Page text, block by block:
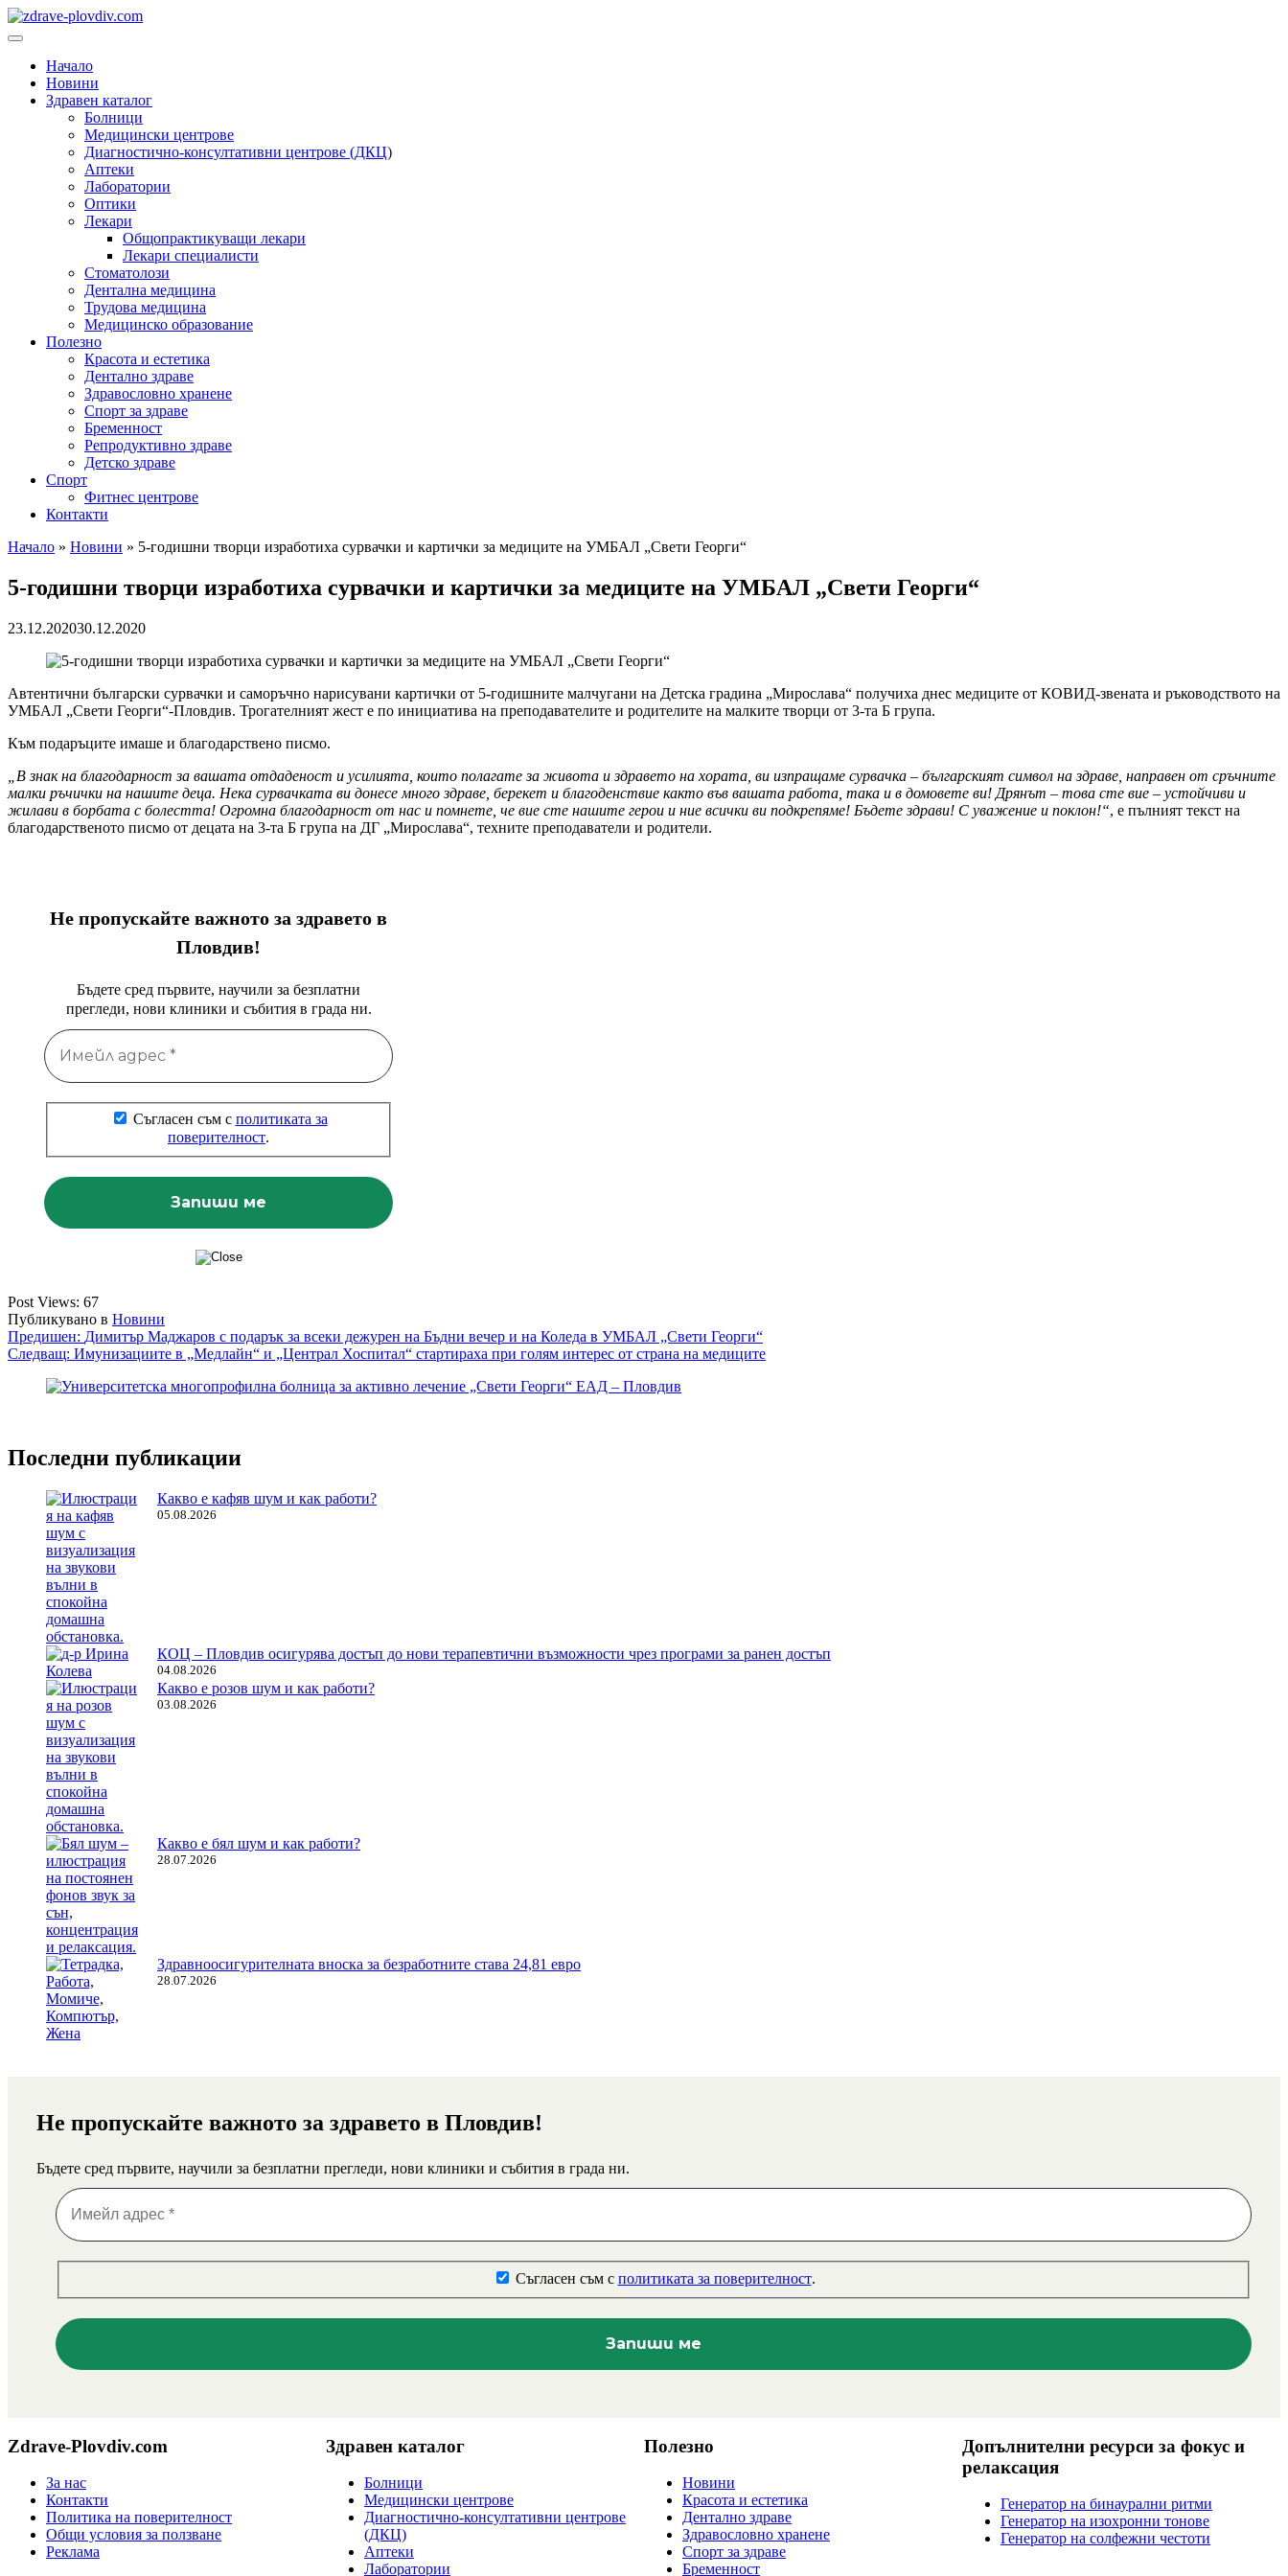
Преминете
към
Основно
Начало
Новини
Здравен каталог
Болници
Медицински центрове
Диагностично-консултативни центрове (ДКЦ)
Аптеки
Лаборатории
Оптики
Лекари
Общопрактикуващи лекари
Лекари специалисти
Стоматолози
Дентална медицина
Трудова медицина
Медицинско образование
Полезно
Красота и естетика
Дентално здраве
Здравословно хранене
Спорт за здраве
Бременност
Репродуктивно здраве
Детско здраве
Спорт
Фитнес центрове
Контакти
Начало » Новини » 5-годишни творци изработиха сурвачки и картички за медиците на УМБАЛ „Свети Георги“
5-годишни творци изработиха сурвачки и картички за медиците на УМБАЛ „Свети Георги“
23.12.202030.12.2020
Автентични български сурвачки и саморъчно нарисувани картички от 5-годишните малчугани на Детска градина „Мирослава“ получиха днес медиците от КОВИД-звената и ръководството на
УМБАЛ „Свети Георги“-Пловдив. Трогателният жест е по инициатива на преподавателите и родителите на малките творци от 3-та Б група.
Към подаръците имаше и благодарствено писмо.
„В знак на благодарност за вашата отдаденост и усилията, които полагате за живота и здравето на хората, ви изпращаме сурвачка – българският символ на здраве, направен от сръчните
малки ръчички на нашите деца. Нека сурвачката ви донесе много здраве, берекет и благоденствие както във вашата работа, така и в домовете ви! Дрянът – това сте вие – устойчиви и
жилави в борбата с болестта! Огромна благодарност от нас и помнете, че вие сте нашите герои и ние всички ви подкрепяме! Бъдете здрави! С уважение и поклон!“, е пълният текст на
благодарственото писмо от децата на 3-та Б група на ДГ „Мирослава“, техните преподаватели и родители.
Не пропускайте важното за здравето в
Пловдив!
Бъдете сред първите, научили за безплатни
прегледи, нови клиники и събития в града ни.
Съгласен съм с политиката за
поверителност.
Post Views: 67
Публикувано в Новини
Навигация
Предишен: Димитър Маджаров с подарък за всеки дежурен на Бъдни вечер и на Коледа в УМБАЛ „Свети Георги“
Следващ: Имунизациите в „Медлайн“ и „Централ Хоспитал“ стартираха при голям интерес от страна на медиците
Последни публикации
Какво е кафяв шум и как работи?
05.08.2026
КОЦ – Пловдив осигурява достъп до нови терапевтични възможности чрез програми за ранен достъп
04.08.2026
Какво е розов шум и как работи?
03.08.2026
Какво е бял шум и как работи?
28.07.2026
Здравноосигурителната вноска за безработните става 24,81 евро
28.07.2026
Не пропускайте важното за здравето в Пловдив!
Бъдете сред първите, научили за безплатни прегледи, нови клиники и събития в града ни.
Съгласен съм с политиката за поверителност.
Zdrave-Plovdiv.com
За нас
Контакти
Политика на поверителност
Общи условия за ползване
Реклама
Здравен каталог
Болници
Медицински центрове
Диагностично-консултативни центрове
(ДКЦ)
Аптеки
Лаборатории
Полезно
Новини
Красота и естетика
Дентално здраве
Здравословно хранене
Спорт за здраве
Бременност
Допълнителни ресурси за фокус и
релаксация
Генератор на бинаурални ритми
Генератор на изохронни тонове
Генератор на солфежни честоти